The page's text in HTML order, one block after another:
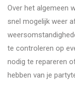
Over het algemeen
snel mogelijk weer
te controleren op
nodig te repareren
hebben van je